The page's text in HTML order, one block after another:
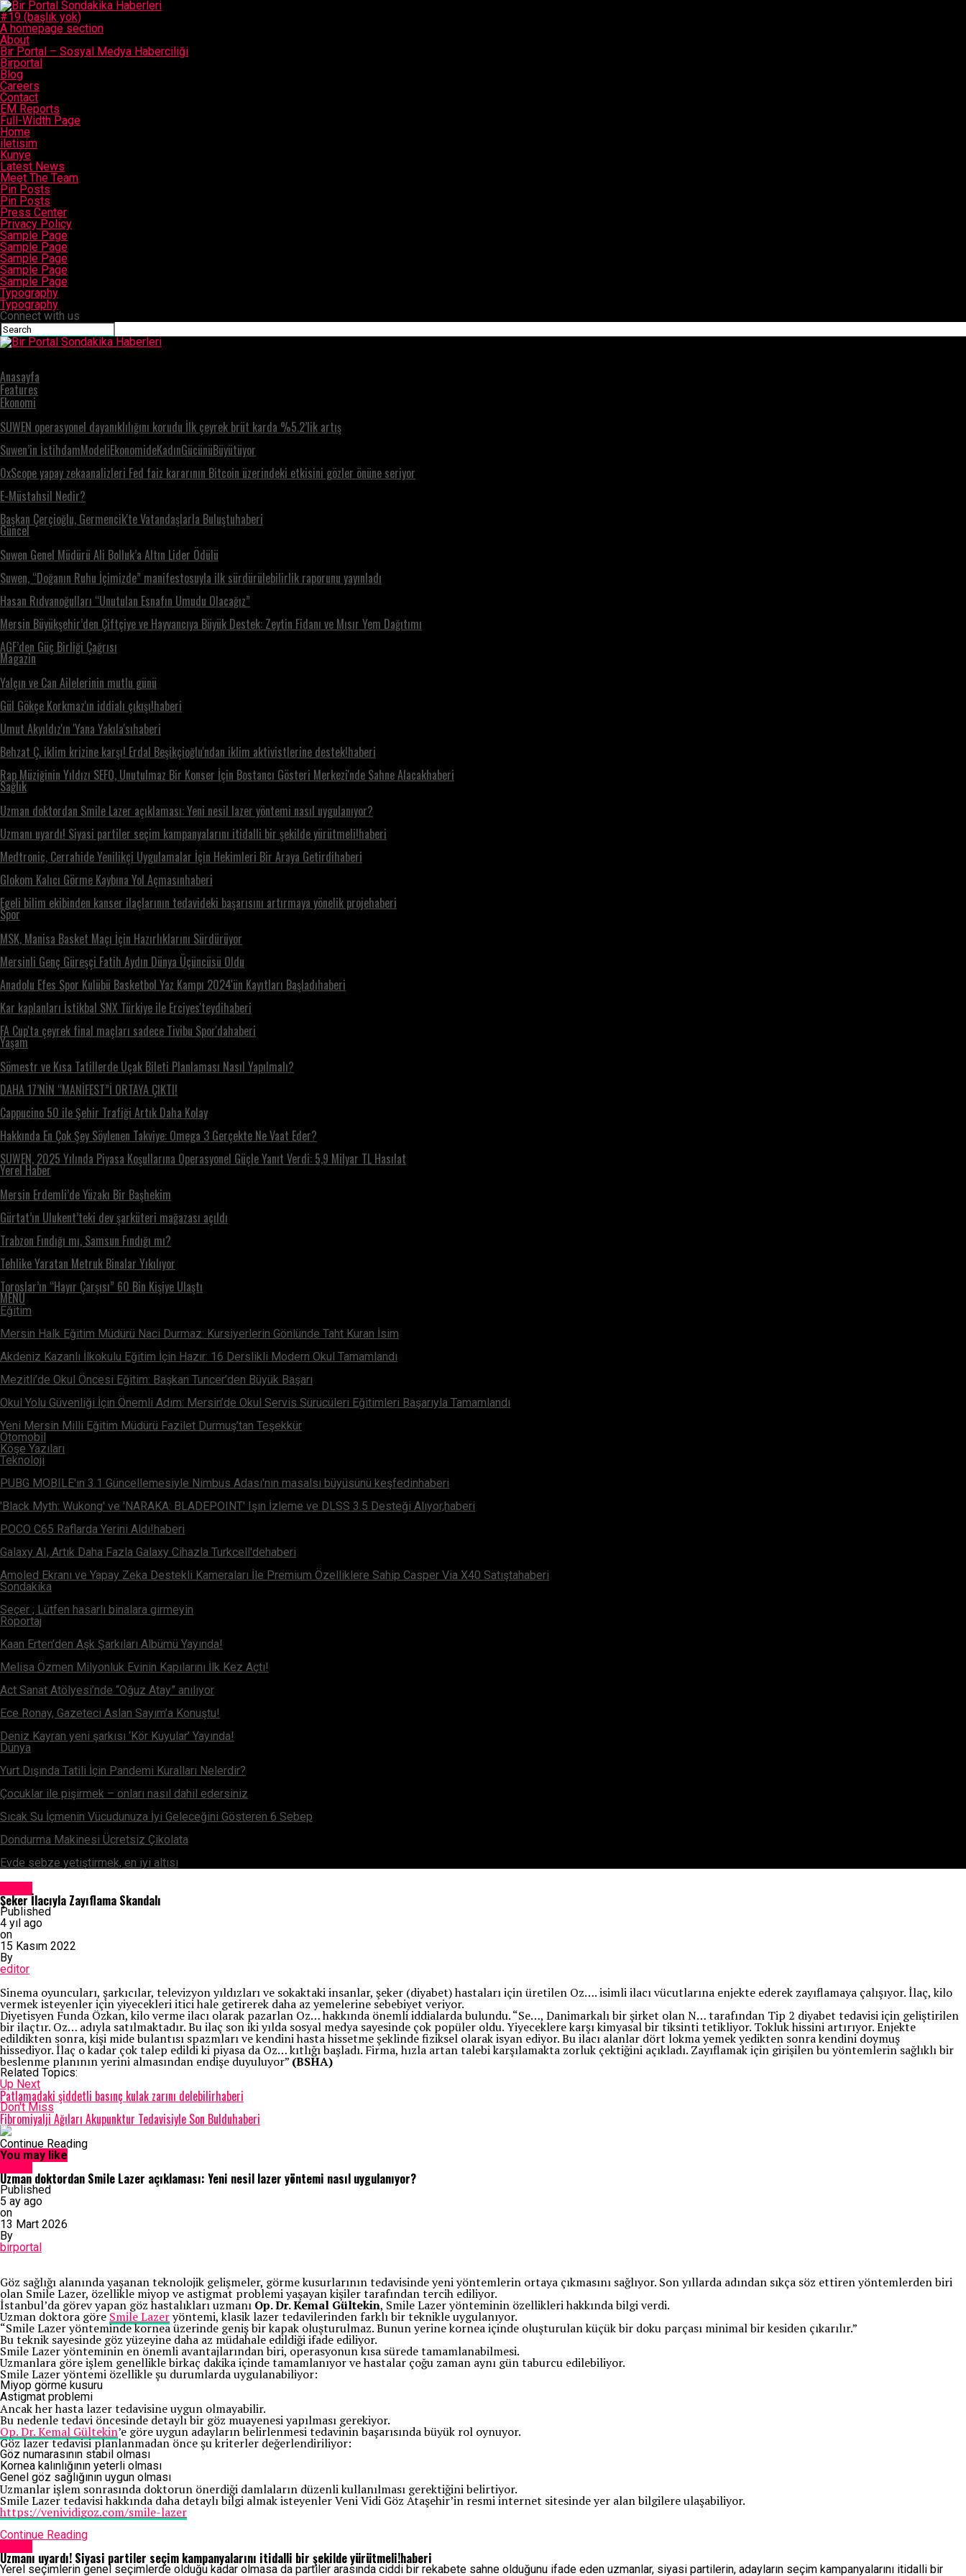
#19 (başlık yok)
A homepage section
About
Bir Portal – Sosyal Medya Haberciliği
Birportal
Blog
Careers
Contact
EM Reports
Full-Width Page
Home
iletisim
Kunye
Latest News
Meet The Team
Pin Posts
Pin Posts
Press Center
Privacy Policy
Sample Page
Sample Page
Sample Page
Sample Page
Sample Page
Typography
Typography
Connect with us
Anasayfa
Features
Ekonomi
SUWEN operasyonel dayanıklılığını korudu İlk çeyrek brüt karda %5.2’lik artış
Suwen’in İstihdamModeliEkonomideKadınGücünüBüyütüyor
0xScope yapay zekaanalizleri Fed faiz kararının Bitcoin üzerindeki etkisini gözler önüne seriyor
E-Müstahsil Nedir?
Başkan Çerçioğlu, Germencik'te Vatandaşlarla Buluştuhaberi
Güncel
Suwen Genel Müdürü Ali Bolluk’a Altın Lider Ödülü
Suwen, “Doğanın Ruhu İçimizde” manifestosuyla ilk sürdürülebilirlik raporunu yayınladı
Hasan Rıdvanoğulları “Unutulan Esnafın Umudu Olacağız”
Mersin Büyükşehir’den Çiftçiye ve Hayvancıya Büyük Destek: Zeytin Fidanı ve Mısır Yem Dağıtımı
AGF’den Güç Birliği Çağrısı
Magazin
Yalçın ve Can Ailelerinin mutlu günü
Gül Gökçe Korkmaz'ın iddialı çıkışı!haberi
Umut Akyıldız'ın 'Yana Yakıla'sıhaberi
Behzat Ç. iklim krizine karşı! Erdal Beşikçioğlu'ndan iklim aktivistlerine destek!haberi
Rap Müziğinin Yıldızı SEFO, Unutulmaz Bir Konser İçin Bostancı Gösteri Merkezi'nde Sahne Alacakhaberi
Sağlık
Uzman doktordan Smile Lazer açıklaması: Yeni nesil lazer yöntemi nasıl uygulanıyor?
Uzmanı uyardı! Siyasi partiler seçim kampanyalarını itidalli bir şekilde yürütmeli!haberi
Medtronic, Cerrahide Yenilikçi Uygulamalar İçin Hekimleri Bir Araya Getirdihaberi
Glokom Kalıcı Görme Kaybına Yol Açmasınhaberi
Egeli bilim ekibinden kanser ilaçlarının tedavideki başarısını artırmaya yönelik projehaberi
Spor
MSK, Manisa Basket Maçı İçin Hazırlıklarını Sürdürüyor
Mersinli Genç Güreşçi Fatih Aydın Dünya Üçüncüsü Oldu
Anadolu Efes Spor Kulübü Basketbol Yaz Kampı 2024'ün Kayıtları Başladıhaberi
Kar kaplanları İstikbal SNX Türkiye ile Erciyes'teydihaberi
FA Cup'ta çeyrek final maçları sadece Tivibu Spor'dahaberi
Yaşam
Sömestr ve Kısa Tatillerde Uçak Bileti Planlaması Nasıl Yapılmalı?
DAHA 17’NİN “MANİFEST”İ ORTAYA ÇIKTI!
Cappucino 50 ile Şehir Trafiği Artık Daha Kolay
Hakkında En Çok Şey Söylenen Takviye: Omega 3 Gerçekte Ne Vaat Eder?
SUWEN, 2025 Yılında Piyasa Koşullarına Operasyonel Güçle Yanıt Verdi: 5,9 Milyar TL Hasılat
Yerel Haber
Mersin Erdemli’de Yüzakı Bir Başhekim
Gürtat’ın Ulukent’teki dev şarküteri mağazası açıldı
Trabzon Fındığı mı, Samsun Fındığı mı?
Tehlike Yaratan Metruk Binalar Yıkılıyor
Toroslar’ın “Hayır Çarşısı” 60 Bin Kişiye Ulaştı
MENÜ
Eğitim
Mersin Halk Eğitim Müdürü Naci Durmaz: Kursiyerlerin Gönlünde Taht Kuran İsim
Akdeniz Kazanlı İlkokulu Eğitim İçin Hazır: 16 Derslikli Modern Okul Tamamlandı
Mezitli’de Okul Öncesi Eğitim: Başkan Tuncer’den Büyük Başarı
Okul Yolu Güvenliği İçin Önemli Adım: Mersin’de Okul Servis Sürücüleri Eğitimleri Başarıyla Tamamlandı
Yeni Mersin Milli Eğitim Müdürü Fazilet Durmuş’tan Teşekkür
Otomobil
Köşe Yazıları
Teknoloji
PUBG MOBILE'ın 3.1 Güncellemesiyle Nimbus Adası'nın masalsı büyüsünü keşfedinhaberi
'Black Myth: Wukong' ve 'NARAKA: BLADEPOINT' Işın İzleme ve DLSS 3.5 Desteği Alıyor,haberi
POCO C65 Raflarda Yerini Aldı!haberi
Galaxy AI, Artık Daha Fazla Galaxy Cihazla Turkcell'dehaberi
Amoled Ekranı ve Yapay Zeka Destekli Kameraları İle Premium Özelliklere Sahip Casper Via X40 Satıştahaberi
Sondakika
Seçer ; Lütfen hasarlı binalara girmeyin
Röportaj
Kaan Erten’den Aşk Şarkıları Albümü Yayında!
Melisa Özmen Milyonluk Evinin Kapılarını İlk Kez Açtı!
Act Sanat Atölyesi’nde “Oğuz Atay” anılıyor
Ece Ronay, Gazeteci Aslan Sayım’a Konuştu!
Deniz Kayran yeni şarkısı ‘Kör Kuyular’ Yayında!
Dünya
Yurt Dışında Tatili İçin Pandemi Kuralları Nelerdir?
Çocuklar ile pişirmek – onları nasıl dahil edersiniz
Sıcak Su İçmenin Vücudunuza İyi Geleceğini Gösteren 6 Sebep
Dondurma Makinesi Ücretsiz Çikolata
Evde sebze yetiştirmek, en iyi altısı
Şeker İlacıyla Zayıflama Skandalı
Published
4 yıl ago
on
15 Kasım 2022
By
editor
Sinema oyuncuları, şarkıcılar, televizyon yıldızları ve sokaktaki insanlar, şeker (diyabet) hastaları için üretilen Oz…. isimli ilacı vücutlarına enjekte ederek zayıflamaya çalışıyor. İlaç, kilo
vermek isteyenler için yiyecekleri itici hale getirerek daha az yemelerine sebebiyet veriyor.
Diyetisyen Funda Özkan, kilo verme ilacı olarak pazarlan Oz… hakkında önemli iddialarda bulundu. “Se…, Danimarkalı bir şirket olan N… tarafından Tip 2 diyabet tedavisi için geliştirilen
bir ilaçtır. Oz… adıyla satılmaktadır. Bu ilaç son iki yılda sosyal medya sayesinde çok popüler oldu. Yiyeceklere karşı kimyasal bir tiksinti tetikliyor. Tokluk hissini artırıyor. Enjekte
edildikten sonra, kişi mide bulantısı spazmları ve kendini hasta hissetme şeklinde fiziksel olarak isyan ediyor. Bu ilacı alanlar dört lokma yemek yedikten sonra kendini doymuş
hissediyor. İlaç o kadar çok talep edildi ki piyasa da Oz… kıtlığı başladı. Firma, hızla artan talebi karşılamakta zorluk çektiğini açıkladı. Zayıflamak için girişilen bu yöntemlerin sağlıklı bir
beslenme planının yerini almasından endişe duyuluyor” (BSHA)
Related Topics:
Up Next
Patlamadaki şiddetli basınç kulak zarını delebilirhaberi
Don't Miss
Fibromiyalji Ağıları Akupunktur Tedavisiyle Son Bulduhaberi
Continue Reading
You may like
Uzman doktordan Smile Lazer açıklaması: Yeni nesil lazer yöntemi nasıl uygulanıyor?
Published
5 ay ago
on
13 Mart 2026
By
birportal
Göz sağlığı alanında yaşanan teknolojik gelişmeler, görme kusurlarının tedavisinde yeni yöntemlerin ortaya çıkmasını sağlıyor. Son yıllarda adından sıkça söz ettiren yöntemlerden biri
olan Smile Lazer, özellikle miyop ve astigmat problemi yaşayan kişiler tarafından tercih ediliyor.
İstanbul’da görev yapan göz hastalıkları uzmanı Op. Dr. Kemal Gültekin, Smile Lazer yönteminin özellikleri hakkında bilgi verdi.
Uzman doktora göreSmile Lazeryöntemi, klasik lazer tedavilerinden farklı bir teknikle uygulanıyor.
“Smile Lazer yönteminde kornea üzerinde geniş bir kapak oluşturulmaz. Bunun yerine kornea içinde oluşturulan küçük bir doku parçası minimal bir kesiden çıkarılır.”
Bu teknik sayesinde göz yüzeyine daha az müdahale edildiği ifade ediliyor.
Smile Lazer yönteminin en önemli avantajlarından biri, operasyonun kısa sürede tamamlanabilmesi.
Uzmanlara göre işlem genellikle birkaç dakika içinde tamamlanıyor ve hastalar çoğu zaman aynı gün taburcu edilebiliyor.
Smile Lazer yöntemi özellikle şu durumlarda uygulanabiliyor:
Miyop görme kusuru
Astigmat problemi
Ancak her hasta lazer tedavisine uygun olmayabilir.
Bu nedenle tedavi öncesinde detaylı bir göz muayenesi yapılması gerekiyor.
Op. Dr. Kemal Gültekin’e göre uygun adayların belirlenmesi tedavinin başarısında büyük rol oynuyor.
Göz lazer tedavisi planlanmadan önce şu kriterler değerlendiriliyor:
Göz numarasının stabil olması
Kornea kalınlığının yeterli olması
Genel göz sağlığının uygun olması
Uzmanlar işlem sonrasında doktorun önerdiği damlaların düzenli kullanılması gerektiğini belirtiyor.
Smile Lazer tedavisi hakkında daha detaylı bilgi almak isteyenler Veni Vidi Göz Ataşehir’in resmi internet sitesinde yer alan bilgilere ulaşabiliyor.
https://venividigoz.com/smile-lazer
Continue Reading
Uzmanı uyardı! Siyasi partiler seçim kampanyalarını itidalli bir şekilde yürütmeli!haberi
Yerel seçimlerin genel seçimlerde olduğu kadar olmasa da partiler arasında ciddi bir rekabete sahne olduğunu ifade eden uzmanlar, siyasi partilerin, adayların seçim kampanyalarını itidalli bir